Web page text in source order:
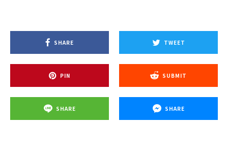
SHARE TWEET
PIN SUBMIT
SHARE SHARE